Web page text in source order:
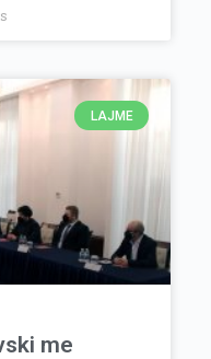
LAJME
me